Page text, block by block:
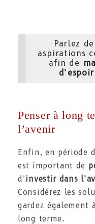
Parlez
aspirations
afin de
Penser à long
l’avenir
Enfin, en période
est important de
d’investir dans
Considérez les
gardez également
long terme.